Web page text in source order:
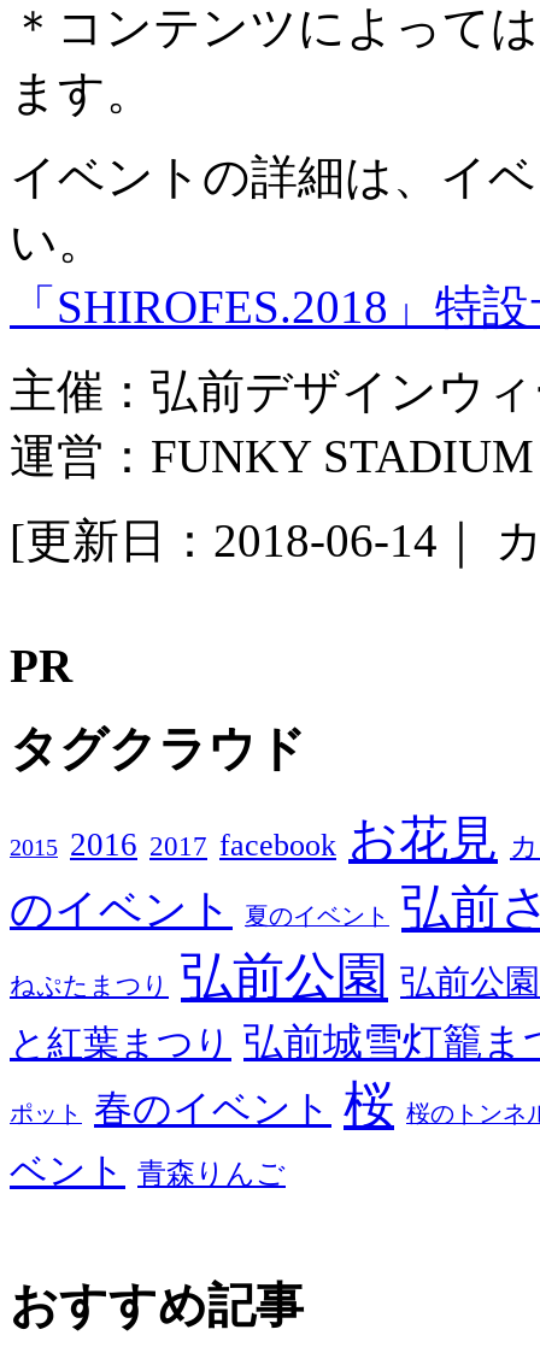
＊コンテンツによって
ます。
イベントの詳細は、イ
い。
「SHIROFES.2018」特
主催：弘前デザインウ
運営：FUNKY STADIUM
[更新日：2018-06-14｜
PR
タグクラウド
2015 2016 2017 facebook お花見
のイベント 夏のイベント 弘前
ねぷたまつり 弘前公園 弘前公
と紅葉まつり 弘前城雪灯籠ま
ポット 春のイベント 桜 桜のトンネ
ベント 青森りんご
おすすめ記事